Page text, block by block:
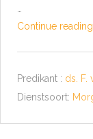
Continue reading...
Predikant : ds. F.
Dienstsoort: